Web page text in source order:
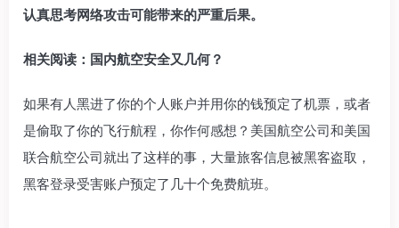
认真思考网络攻击可能带来的严重后果。
相关阅读：国内航空安全又几何？
‍如果有人黑进了你的个人账户并用你的钱预定了机票，或者
是偷取了你的飞行航程，你作何感想？美国航空公司和美国
联合航空公司就出了这样的事，大量旅客信息被黑客盗取，
黑客登录受害账户预定了几十个免费航班。